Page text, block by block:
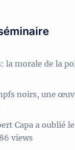
la morale de la
noirs, une
Capa a oublié
views